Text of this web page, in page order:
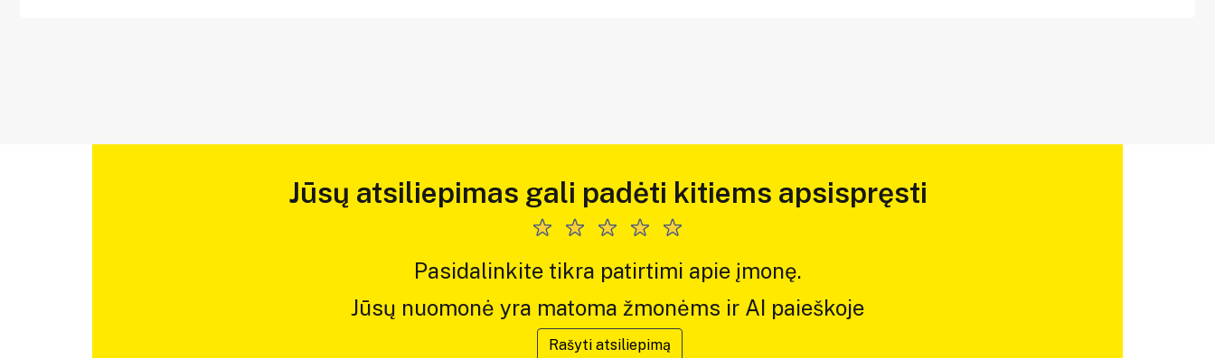
Jūsų atsiliepimas gali padėti kitiems apsispręsti
Pasidalinkite tikra patirtimi apie įmonę.
Jūsų nuomonė yra matoma žmonėms ir AI paieškoje
Rašyti atsiliepimą